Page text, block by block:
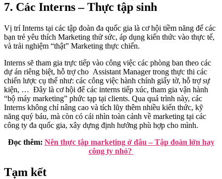
7. Các Interns – Thực tập sinh
Vị trí Interns tại các tập đoàn đa quốc gia là cơ hội tiềm năng để các
bạn trẻ yêu thích Marketing thử sức, áp dụng kiến thức vào thực tế,
và trải nghiệm “thật” Marketing thực chiến.
Interns sẽ tham gia trực tiếp vào công việc các phòng ban theo các
dự án riêng biệt, hỗ trợ cho Assistant Manager trong thực thi các
chiến lược cụ thể như: các công việc hành chính giấy tờ, hỗ trợ sự
kiện, … Đây là cơ hội để các interns tiếp xúc, tham gia vận hành
“bộ máy marketing” phức tạp tại clients. Qua quá trình này, các
Interns không chỉ nâng cao và tích lũy thêm nhiều kiến thức, kỹ
năng quý báu, mà còn có cái nhìn toàn cảnh về marketing tại các
công ty đa quốc gia, xây dựng định hướng phù hợp cho mình.
Đọc thêm: Nên thực tập marketing ở đâu – Tập đoàn lớn hay
công ty nhỏ?
Tạm kết